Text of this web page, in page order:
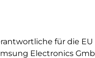
für die EU
Electronics